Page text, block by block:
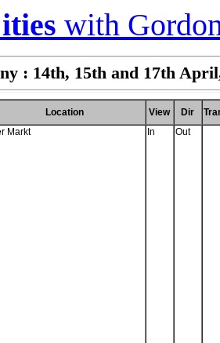
with
: 14th, 15th and 17th
Location View Dir
Markt In Out